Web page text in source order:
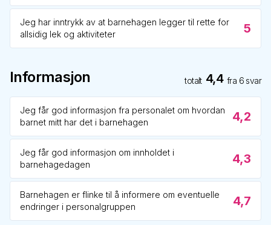
Jeg har inntrykk av at barnehagen legger til rette for
allsidig lek og aktiviteter
5
Informasjon totalt 4,4 fra 6 svar
Jeg får god informasjon fra personalet om hvordan
barnet mitt har det i barnehagen
4,2
Jeg får god informasjon om innholdet i
barnehagedagen
4,3
Barnehagen er flinke til å informere om eventuelle
endringer i personalgruppen
4,7